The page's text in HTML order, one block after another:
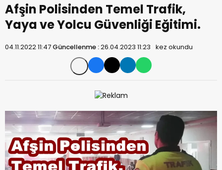
Afşin Polisinden Temel Trafik,
Yaya ve Yolcu Güvenliği Eğitimi.
04.11.2022 11:47 Güncellenme :26.04.2023 11:23 kez okundu